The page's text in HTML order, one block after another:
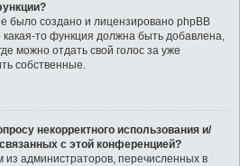
было создано и лицензировано phpBB
какая-то функция должна быть добавлена,
можно отдать свой голос за уже
собственные.
некорректного использования и/
с этой конференцией?
администраторов, перечисленных в